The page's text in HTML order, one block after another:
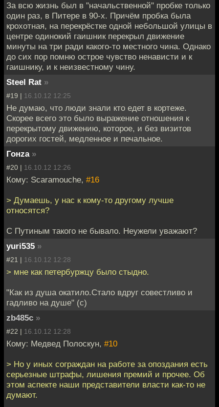
За всю жизнь был в "начальственной" пробке только
один раз, в Питере в 90-х. Причём пробка была
крохотная, на перекрёстке одной небольшой улицы в
центре одинокий гаишник перекрыл движение
минуты на три ради какого-то местного чина. Однако
до сих пор помню острое чувство ненависти и к
гаишнику, и к неизвестному чину.
Steel Rat »
#19 | 16.10.12 12:25
Не думаю, что люди знали кто едет в кортеже.
Скорее всего это было выражение отношения к
перекрытому движению, которое, и без визитов
дорогих гостей, медленное и печальное.
Гонzа »
#20 | 16.10.12 12:26
Кому: Scaramouche, #16
> Думаешь, у нас к кому-то другому лучше
относятся?
С Путиным такого не бывало. Неужели уважают?
yuri535 »
#21 | 16.10.12 12:28
> мне как петербуржцу было стыдно.
"Как из душа окатило.Стало вдруг совестливо и
гадливо на душе" (c)
zb485c »
#22 | 16.10.12 12:28
Кому: Медвед Полоскун, #10
> Но у иных сограждан на работе за опоздания есть
серьезные штрафы, лишения премий и прочее. Об
этом аспекте наши представители власти как-то не
думают.